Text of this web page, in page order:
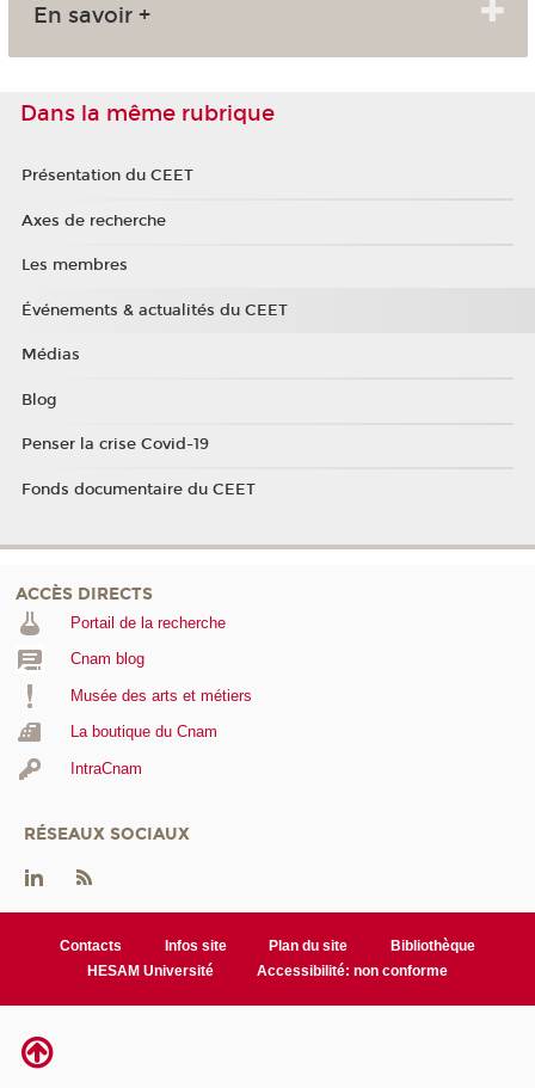
En savoir +
Dans la même rubrique
Présentation du CEET
Axes de recherche
Les membres
Événements & actualités du CEET
Médias
Blog
Penser la crise Covid-19
Fonds documentaire du CEET
ACCÈS DIRECTS
Portail de la recherche
Cnam blog
Musée des arts et métiers
La boutique du Cnam
IntraCnam
RÉSEAUX SOCIAUX
Contacts Infos site Plan du site
Bibliothèque
HESAM Université
Accessibilité: non conforme